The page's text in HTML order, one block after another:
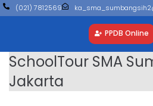
(021) 7812569
PPDB Online
SchoolTour SMA
Jakarta